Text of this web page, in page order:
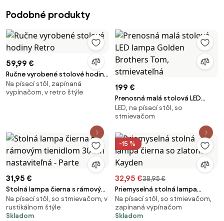
Podobné produkty
59,99 €
Ručne vyrobené stolové hodiny
Retro
Na písací stôl, zapínaná
vypínačom, v retro štýle
199 €
Prenosná malá stolová LED
lampa Golden Brothers Tom,
stmievateľná
LED, na písací stôl, so
stmievačom
31,95 €
Stolná lampa čierna s rámovým
tienidlom 30 cm nastaviteľná -
Parte
Na písací stôl, so stmievačom, v
rustikálnom štýle
Skladom
-15 %
32,95 €38,95 €
Priemyselná stolná lampa
čierna so zlatom - Kayden
Na písací stôl, so stmievačom,
zapínaná vypínačom
Skladom